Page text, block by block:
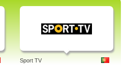
Sport TV